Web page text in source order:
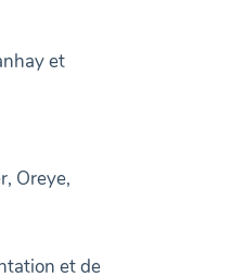
et
Oreye,
et de